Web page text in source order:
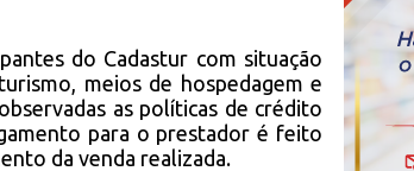
do Cadastur com situação
meios de hospedagem e
as políticas de crédito
para o prestador é feito
da venda realizada.